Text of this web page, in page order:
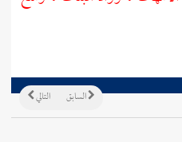
التالي السابق